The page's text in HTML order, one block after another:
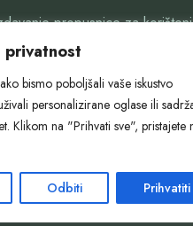
privatnost
bismo poboljšali vaše iskustvo
personalizirane oglase ili
Klikom na "Prihvati sve", pristajete
Odbiti
propusnice za
i šetnice u Rastokama
dostaviti osobno ili putem